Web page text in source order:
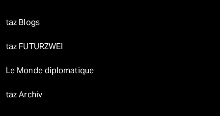
taz Blogs
taz FUTURZWEI
Le Monde diplomatique
taz Archiv